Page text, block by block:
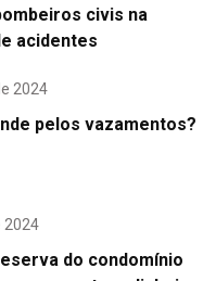
civis na
acidentes
2024
pelos vazamentos?
2024
do condomínio